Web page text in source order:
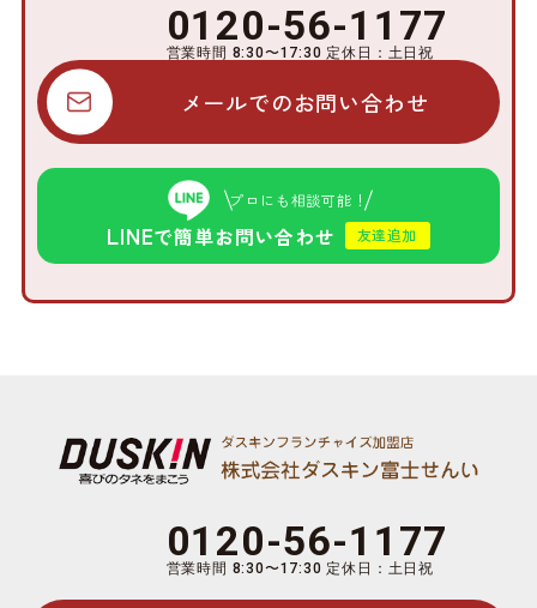
0120-56-1177
営業時間 8:30〜17:30 定休日：土日祝
メールでのお問い合わせ
プロにも相談可能！
LINEで簡単お問い合わせ 友達追加
0120-56-1177
営業時間 8:30〜17:30 定休日：土日祝